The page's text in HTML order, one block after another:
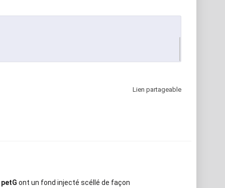
Lien partageable
ont un fond injecté scéllé de façon